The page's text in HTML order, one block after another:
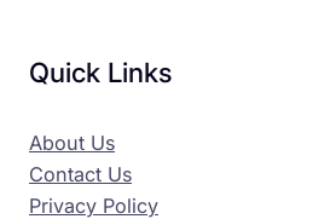
Quick Links
About Us
Contact Us
Privacy Policy